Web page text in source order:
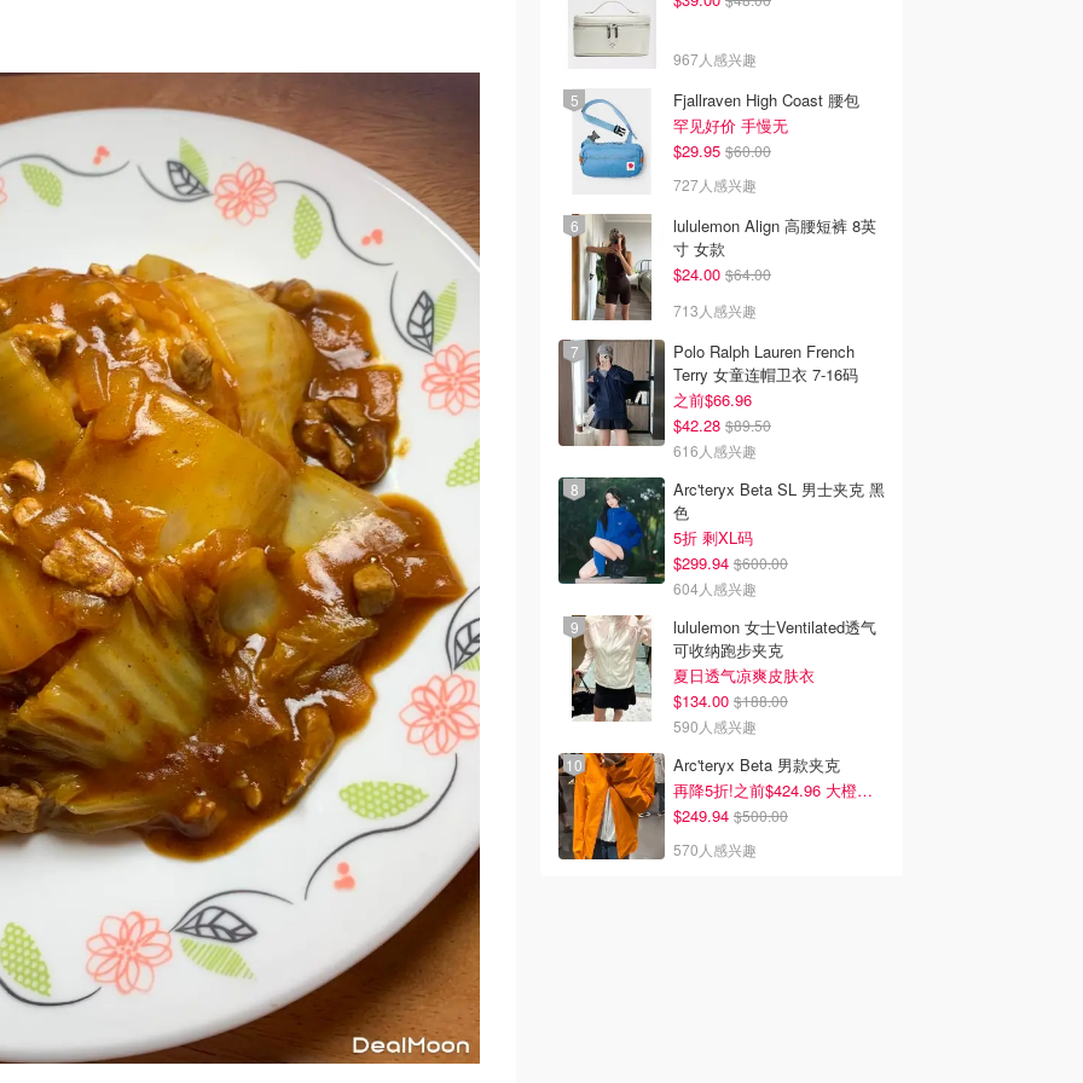
967人感兴趣
Fjallraven High Coast 腰包
罕见好价 手慢无
$29.95 $60.00
727人感兴趣
lululemon Align 高腰短裤 8英
寸 女款
$24.00 $64.00
713人感兴趣
Polo Ralph Lauren French
Terry 女童连帽卫衣 7-16码
之前$66.96
$42.28 $89.50
616人感兴趣
Arc'teryx Beta SL 男士夹克 黑
色
5折 剩XL码
$299.94 $600.00
604人感兴趣
lululemon 女士Ventilated透气
可收纳跑步夹克
夏日透气凉爽皮肤衣
$134.00 $188.00
590人感兴趣
Arc'teryx Beta 男款夹克
再降5折!之前$424.96 大橙子好显白 蹲补
$249.94 $500.00
570人感兴趣